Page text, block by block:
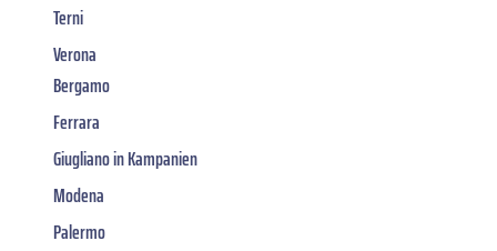
Terni
Verona
Bergamo
Ferrara
Giugliano in Kampanien
Modena
Palermo